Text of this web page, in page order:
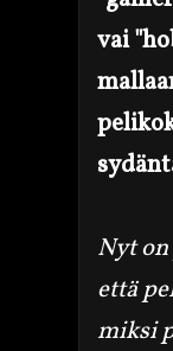
vai
Nyt
että
miksi